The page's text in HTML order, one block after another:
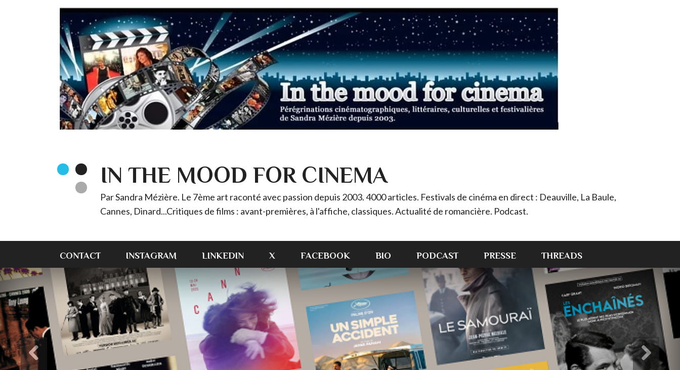
IN THE MOOD FOR CINEMA
Par Sandra Mézière. Le 7ème art raconté avec passion depuis 2003. 4000 articles. Festivals de cinéma en direct : Deauville, La Baule,
Cannes, Dinard...Critiques de films : avant-premières, à l'affiche, classiques. Actualité de romancière. Podcast.
CONTACT INSTAGRAM LINKEDIN X FACEBOOK BIO PODCAST PRESSE THREADS